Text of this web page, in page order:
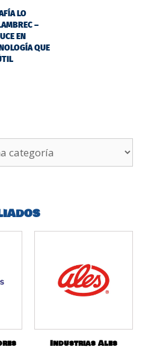
LO
–
EN
QUE
Industrias Ales